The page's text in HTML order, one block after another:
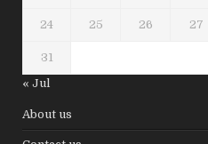
24 25 26 27
31
« Jul
About us